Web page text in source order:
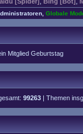
Globale
Mitglied Geburtstag
99263 | Themen